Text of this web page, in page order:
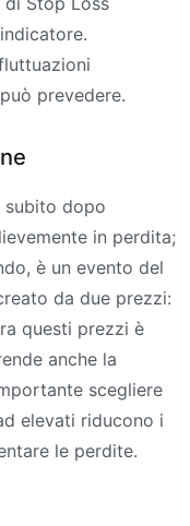
prevedere.
subito dopo
in perdita;
è un evento del
da due prezzi:
questi prezzi è
anche la
scegliere
elevati riducono i
le perdite.